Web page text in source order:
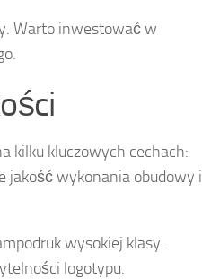
Warto inwestować w
kilku kluczowych cechach:
jakość wykonania obudowy i
wysokiej klasy.
logotypu.